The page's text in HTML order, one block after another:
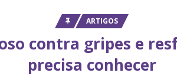
ARTIGOS
contra gripes e
precisa conhecer